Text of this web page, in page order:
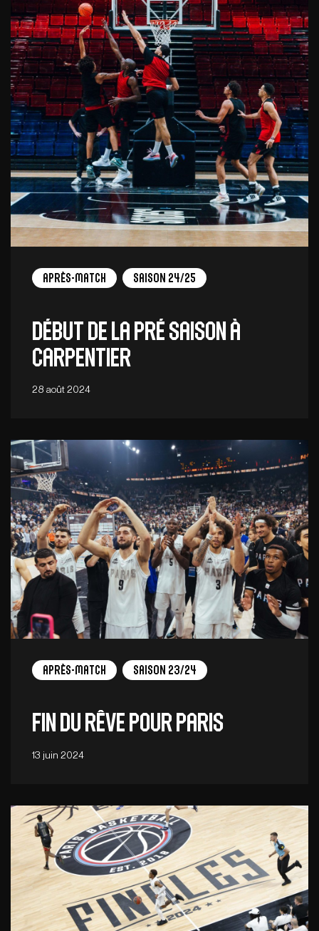
Après-match Saison 24/25
Début de la pré saison à
Carpentier
28 août 2024
Après-match Saison 23/24
Fin du rêve pour Paris
13 juin 2024